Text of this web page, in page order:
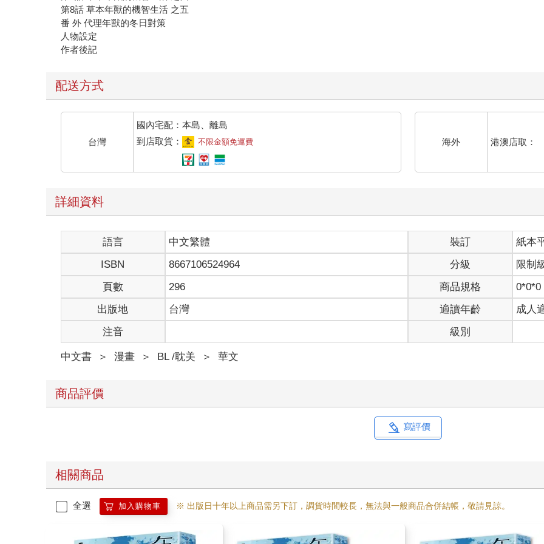
第8話 草本年獸的機智生活 之五
番 外 代理年獸的冬日對策
人物設定
作者後記
配送方式
台灣
國內宅配：本島、離島
到店取貨：
不限金額免運費 海外 港澳店取：
詳細資料
語言 中文繁體 裝訂
紙本
ISBN
8667106524964 分級
限制
頁數
296 商品規格
0*0*0
出版地
台灣 適讀年齡
成人
注音
級別
中文書 ＞ 漫畫 ＞ BL /耽美 ＞ 華文
商品評價
寫評價
相關商品
全選 加入購物車 ※ 出版日十年以上商品需另下訂，調貨時間較長，無法與一般商品合併結帳，敬請見諒。